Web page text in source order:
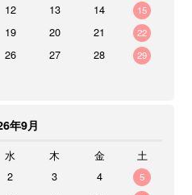
12 13 14
15
19 20 21
22
26 27 28
29
年9月
水 木 金
土
2 3 4
5